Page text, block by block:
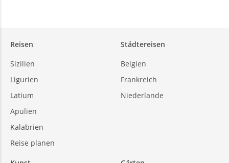
Reisen
Sizilien
Ligurien
Latium
Apulien
Kalabrien
Reise planen
Städtereisen
Belgien
Frankreich
Niederlande